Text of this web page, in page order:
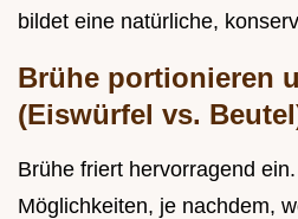
bildet eine natürliche,
Brühe portionieren
(Eiswürfel vs.
Brühe friert hervorragend
Möglichkeiten, je nachdem,